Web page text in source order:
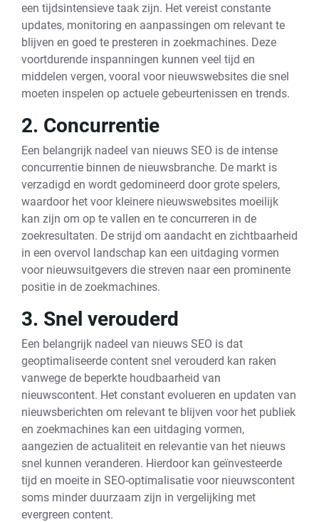
een tijdsintensieve taak zijn. Het vereist constante
updates, monitoring en aanpassingen om relevant te
blijven en goed te presteren in zoekmachines. Deze
voortdurende inspanningen kunnen veel tijd en
middelen vergen, vooral voor nieuwswebsites die snel
moeten inspelen op actuele gebeurtenissen en trends.
2. Concurrentie
Een belangrijk nadeel van nieuws SEO is de intense
concurrentie binnen de nieuwsbranche. De markt is
verzadigd en wordt gedomineerd door grote spelers,
waardoor het voor kleinere nieuwswebsites moeilijk
kan zijn om op te vallen en te concurreren in de
zoekresultaten. De strijd om aandacht en zichtbaarheid
in een overvol landschap kan een uitdaging vormen
voor nieuwsuitgevers die streven naar een prominente
positie in de zoekmachines.
3. Snel verouderd
Een belangrijk nadeel van nieuws SEO is dat
geoptimaliseerde content snel verouderd kan raken
vanwege de beperkte houdbaarheid van
nieuwscontent. Het constant evolueren en updaten van
nieuwsberichten om relevant te blijven voor het publiek
en zoekmachines kan een uitdaging vormen,
aangezien de actualiteit en relevantie van het nieuws
snel kunnen veranderen. Hierdoor kan geïnvesteerde
tijd en moeite in SEO-optimalisatie voor nieuwscontent
soms minder duurzaam zijn in vergelijking met
evergreen content.